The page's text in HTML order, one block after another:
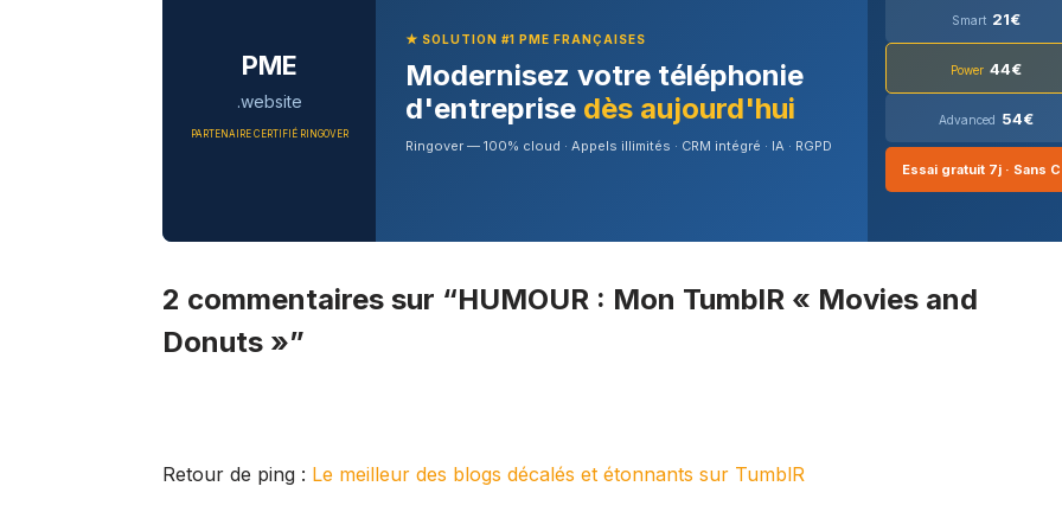
PME
.website
PARTENAIRE CERTIFIÉ RINGOVER
★ SOLUTION #1 PME FRANÇAISES
Modernisez votre téléphonie
d'entreprise dès aujourd'hui
Ringover — 100% cloud · Appels illimités · CRM intégré · IA · RGPD
Smart 21€
Power 44€
Advanced 54€
Essai gratuit 7j · Sans
2 commentaires sur “HUMOUR : Mon TumblR « Movies and
Donuts »”
Retour de ping : Le meilleur des blogs décalés et étonnants sur TumblR